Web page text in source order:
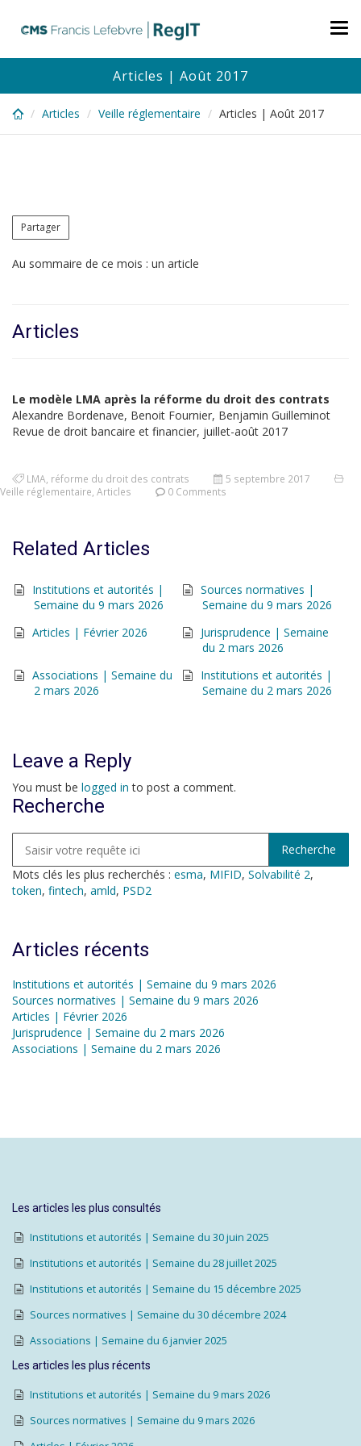
content
Articles | Août 2017
Articles Veille réglementaire Articles | Août 2017
Partager
Au sommaire de ce mois : un article
Articles
Le modèle LMA après la réforme du droit des contrats
Alexandre Bordenave, Benoit Fournier, Benjamin Guilleminot
Revue de droit bancaire et financier, juillet-août 2017
LMA réforme du droit des contrats
5 septembre 2017
Veille réglementaire Articles 0 Comments
Related Articles
Institutions et autorités |
Semaine du 9 mars 2026
Sources normatives |
Semaine du 9 mars 2026
Articles | Février 2026
Jurisprudence | Semaine
du 2 mars 2026
Associations | Semaine du
2 mars 2026
Institutions et autorités |
Semaine du 2 mars 2026
Leave a Reply
You must be logged in to post a comment.
Recherche
Mots clés les plus recherchés : esma, MIFID, Solvabilité 2,
token, fintech, amld, PSD2
Articles récents
Institutions et autorités | Semaine du 9 mars 2026
Sources normatives | Semaine du 9 mars 2026
Articles | Février 2026
Jurisprudence | Semaine du 2 mars 2026
Associations | Semaine du 2 mars 2026
Les articles les plus consultés
Institutions et autorités | Semaine du 30 juin 2025
Institutions et autorités | Semaine du 28 juillet 2025
Institutions et autorités | Semaine du 15 décembre 2025
Sources normatives | Semaine du 30 décembre 2024
Associations | Semaine du 6 janvier 2025
Les articles les plus récents
Institutions et autorités | Semaine du 9 mars 2026
Sources normatives | Semaine du 9 mars 2026